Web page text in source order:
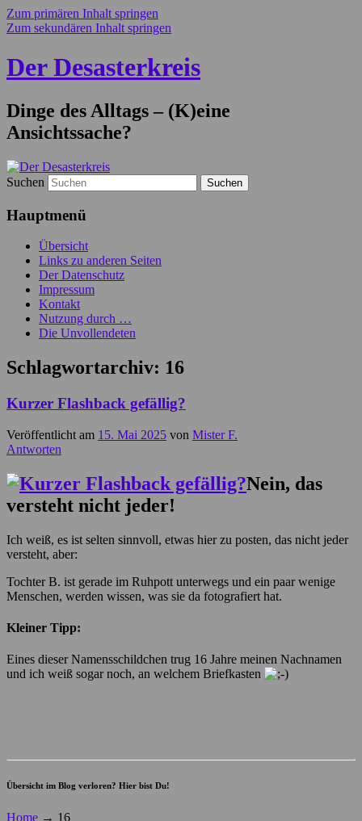
Zum primären Inhalt springen
Zum sekundären Inhalt springen
Der Desasterkreis
Dinge des Alltags – (K)eine
Ansichtssache?
Suchen
Hauptmenü
Übersicht
Links zu anderen Seiten
Der Datenschutz
Impressum
Kontakt
Nutzung durch …
Die Unvollendeten
Schlagwortarchiv: 16
Kurzer Flashback gefällig?
Veröffentlicht am 15. Mai 2025 von Mister F.
Antworten
Nein, das
versteht nicht jeder!
Ich weiß, es ist selten sinnvoll, etwas hier zu posten, das nicht jeder
versteht, aber:
Tochter B. ist gerade im Ruhpott unterwegs und ein paar wenige
Menschen, werden wissen, was sie da fotografiert hat.
Kleiner Tipp:
Eines dieser Namensschildchen trug 16 Jahre meinen Nachnamen
und ich weiß sogar noch, an welchem Briefkasten
Übersicht im Blog verloren? Hier bist Du!
Home → 16